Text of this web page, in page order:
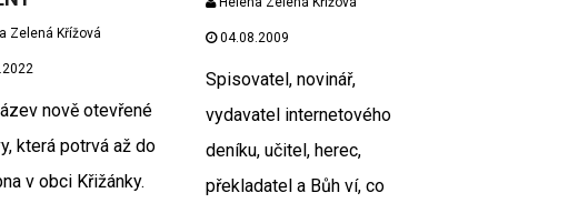
Zelená Křížová
nově otevřené
která potrvá až do
v obci Křižánky.
04.08.2009
Spisovatel, novinář,
vydavatel internetového
deníku, učitel, herec,
překladatel a Bůh ví, co